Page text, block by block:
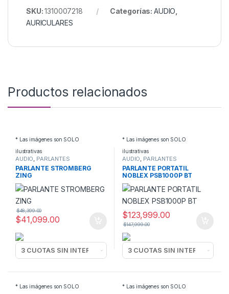
SKU:1310007218 Categorías: AUDIO
AURICULARES
Productos relacionados
* Las imágenes son SOLO
ilustrativas
AUDIO, PARLANTES
POTENCIADOS
PARLANTE STROMBERG
ZING
$41,099.00
$48,399.00
* Las imágenes son SOLO
ilustrativas
AUDIO, PARLANTES
POTENCIADOS
PARLANTE PORTATIL
NOBLEX PSB1000P BT
$123,999.00
$147,999.00
* Las imágenes son SOLO
* Las imágenes son SOLO